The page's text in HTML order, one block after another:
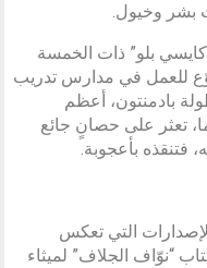
بشر وخيول.
بلو” ذات الخمسة
للعمل في مدارس تدريب
بادمنتون، أعظم
تعثر على حصانٍ جائع
فتنقذه بأعجوبة.
التي تعكس
“نوّاف الجلاف” لميثاء